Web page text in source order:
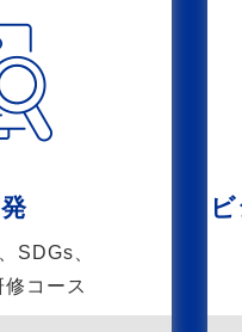
SDGs、
コース